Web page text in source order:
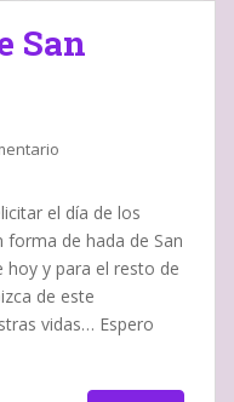
San
el día de los
de hada de San
hoy y para el resto de
de este
vidas… Espero